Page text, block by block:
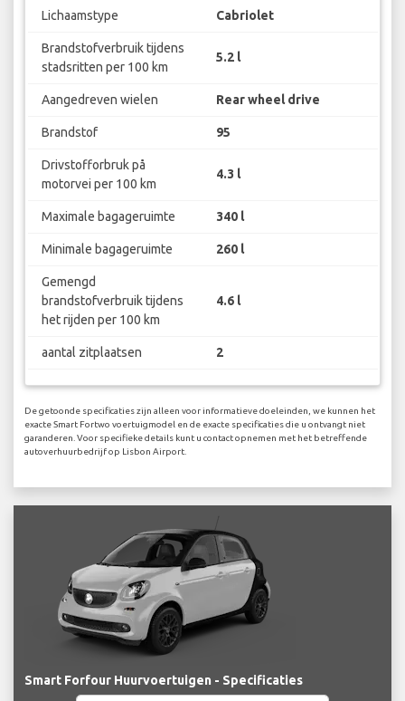
Lichaamstype Cabriolet
Brandstofverbruik tijdens
stadsritten per 100 km
5.2 l
Aangedreven wielen Rear wheel drive
Brandstof 95
Drivstofforbruk på
motorvei per 100 km
4.3 l
Maximale bagageruimte 340 l
Minimale bagageruimte 260 l
Gemengd
brandstofverbruik tijdens
het rijden per 100 km
4.6 l
aantal zitplaatsen 2
De getoonde specificaties zijn alleen voor informatieve doeleinden, we kunnen het
exacte Smart Fortwo voertuigmodel en de exacte specificaties die u ontvangt niet
garanderen. Voor specifieke details kunt u contact opnemen met het betreffende
autoverhuurbedrijf op Lisbon Airport.
Smart Forfour Huurvoertuigen - Specificaties